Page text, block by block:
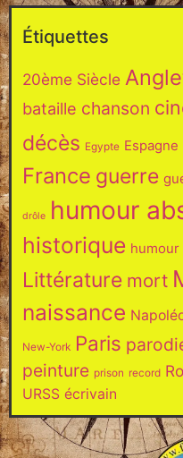
Étiquettes
20ème Siècle
bataille chanson
décès Egypte Espagne
France guerre
drôle humour
historique
Littérature mort
naissance
New-York Paris
peinture prison record
URSS écrivain